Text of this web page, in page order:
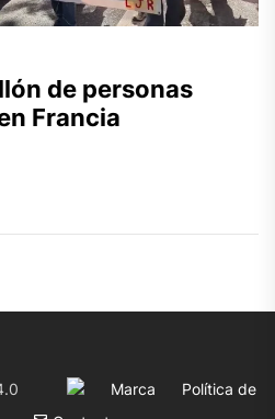
de personas
Francia
Marca
Política de